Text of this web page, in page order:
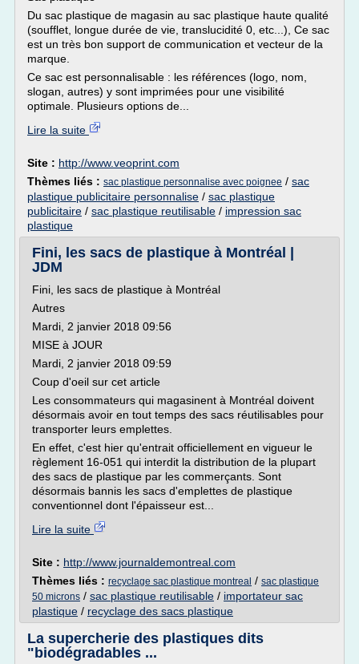
Du sac plastique de magasin au sac plastique haute qualité
(soufflet, longue durée de vie, translucidité 0, etc...), Ce sac
est un très bon support de communication et vecteur de la
marque.
Ce sac est personnalisable : les références (logo, nom,
slogan, autres) y sont imprimées pour une visibilité
optimale. Plusieurs options de...
Lire la suite
Site : http://www.veoprint.com
Thèmes liés : sac plastique personnalise avec poignee / sac
plastique publicitaire personnalise / sac plastique
publicitaire / sac plastique reutilisable / impression sac
plastique
Fini, les sacs de plastique à Montréal |
JDM
Fini, les sacs de plastique à Montréal
Autres
Mardi, 2 janvier 2018 09:56
MISE à JOUR
Mardi, 2 janvier 2018 09:59
Coup d'oeil sur cet article
Les consommateurs qui magasinent à Montréal doivent
désormais avoir en tout temps des sacs réutilisables pour
transporter leurs emplettes.
En effet, c'est hier qu'entrait officiellement en vigueur le
règlement 16-051 qui interdit la distribution de la plupart
des sacs de plastique par les commerçants. Sont
désormais bannis les sacs d'emplettes de plastique
conventionnel dont l'épaisseur est...
Lire la suite
Site : http://www.journaldemontreal.com
Thèmes liés : recyclage sac plastique montreal / sac plastique
50 microns / sac plastique reutilisable / importateur sac
plastique / recyclage des sacs plastique
La supercherie des plastiques dits
"biodégradables ...